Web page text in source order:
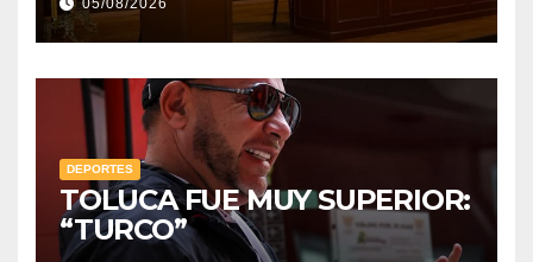
05/08/2026
DEPORTES
TOLUCA FUE MUY SUPERIOR:
“TURCO”